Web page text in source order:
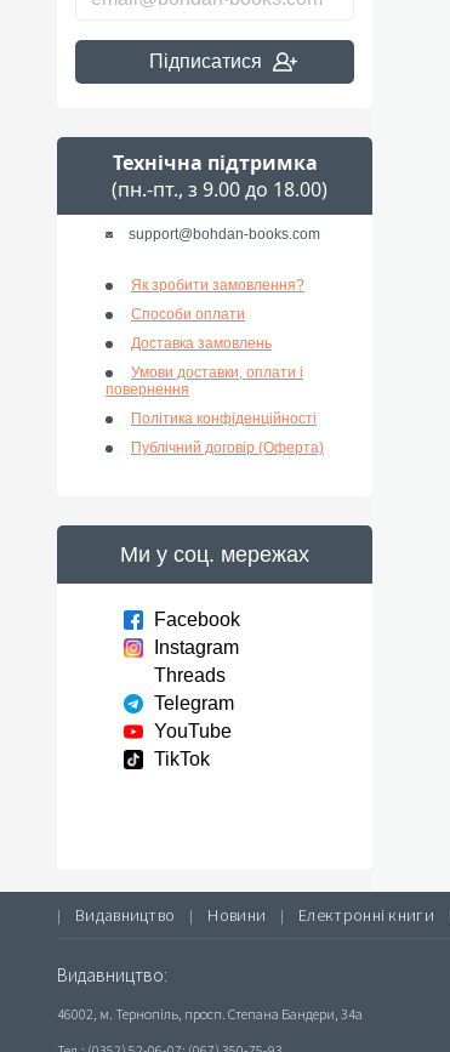
Підписатися
Технічна підтримка
(пн.-пт., з 9.00 до 18.00)
support@bohdan-books.com
Як зробити замовлення?
Способи оплати
Доставка замовлень
Умови доставки, оплати і
повернення
Політика конфіденційності
Публічний договір (Оферта)
Ми у соц. мережах
Facebook
Instagram
Threads
Telegram
YouTube
TikTok
| Видавництво | Новини | Електронні книги
Видавництво:
46002, м. Тернопіль, просп. Степана Бандери, 34а